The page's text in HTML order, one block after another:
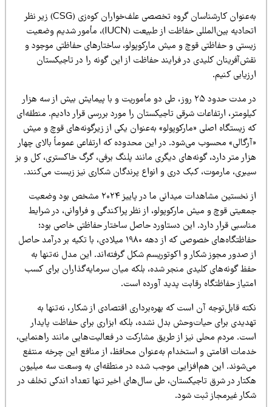
کارشناسان گروه تخصصی علف‌خواران کوه‌زی(CSG)
زیر نظر
بین‌المللی حفاظت از طبیعت(IUCN)،
مأمور شدیم وضعیت
و حفاظتی قوچ و میش مارکوپولو، ساختارهای حفاظتی موجود و
کلیدی در فرایند حفاظت از این گونه را در تاجیکستان
کنیم.
در مدت حدود ۲۵ روز، طی دو مأموریت و با پیمایش بیش از سه هزار
ارتفاعات شرقی تاجیکستان را مورد بررسی قرار دادیم. منطقه‌ای
زیستگاه اصلی «مارکوپولو»به‌عنوان یکی از زیرگونه‌های قوچ و میش
محسوب می‌شود. در این محدوده که ارتفاعی عموماً بالای چهار
متر دارد، گونه‌های دیگری مانند پلنگ برفی، گرگ خاکستری، کل و بز
مارموت، کبک دری و انواع پرندگان شکاری نیز زیست می‌کنند.
از نخستین مشاهدات میدانی ما در پاییز ۲۰۲۴ مشخص بود وضعیت
قوچ و میش مارکوپولو، از نظر پراکندگی و فراوانی، در شرایط
قرار دارد. این دستاورد حاصل ساختار حفاظتی خاصی بود؛
حفاظتگاه‌های خصوصی که از دهه ۱۹۸۰ میلادی، با تکیه بر درآمد حاصل
صدور مجوز شکار و اکوتوریسم شکل گرفته‌اند. این مدل نه‌تنها به
گونه‌های کلیدی منجر شده، بلکه میان سرمایه‌گذاران برای کسب
حفاظتگاه رقابت پدید آورده است.
قابل‌توجه آن است که بهره‌برداری اقتصادی از شکار، نه‌تنها به
برای حیات‌وحش بدل نشده، بلکه ابزاری برای حفاظت پایدار
مردم محلی نیز از طریق مشارکت در فعالیت‌هایی مانند راهنمایی،
اقامتی و استخدام به‌عنوان محافظ، از منافع این چرخه منتفع
این هم‌افزایی موجب شده در منطقه‌ای به وسعت سه میلیون
در شرق تاجیکستان، طی سال‌های اخیر تنها تعداد اندکی تخلف در
غیرمجاز ثبت شود.